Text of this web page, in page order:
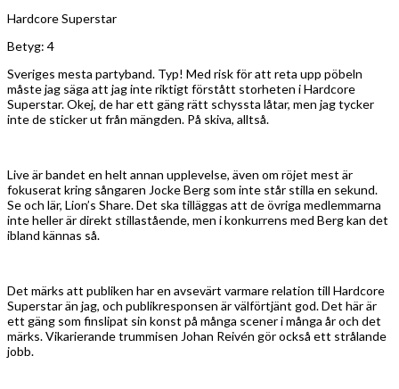
Hardcore Superstar
Betyg: 4
Sveriges mesta partyband. Typ! Med risk för att reta upp pöbeln
måste jag säga att jag inte riktigt förstått storheten i Hardcore
Superstar. Okej, de har ett gäng rätt schyssta låtar, men jag tycker
inte de sticker ut från mängden. På skiva, alltså.
Live är bandet en helt annan upplevelse, även om röjet mest är
fokuserat kring sångaren Jocke Berg som inte står stilla en sekund.
Se och lär, Lion’s Share. Det ska tilläggas att de övriga medlemmarna
inte heller är direkt stillastående, men i konkurrens med Berg kan det
ibland kännas så.
Det märks att publiken har en avsevärt varmare relation till Hardcore
Superstar än jag, och publikresponsen är välförtjänt god. Det här är
ett gäng som finslipat sin konst på många scener i många år och det
märks. Vikarierande trummisen Johan Reivén gör också ett strålande
jobb.